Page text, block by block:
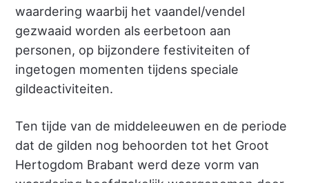
waardering waarbij het vaandel/vendel
gezwaaid worden als eerbetoon aan
personen, op bijzondere festiviteiten of
ingetogen momenten tijdens speciale
gildeactiviteiten.
Ten tijde van de middeleeuwen en de periode
dat de gilden nog behoorden tot het Groot
Hertogdom Brabant werd deze vorm van